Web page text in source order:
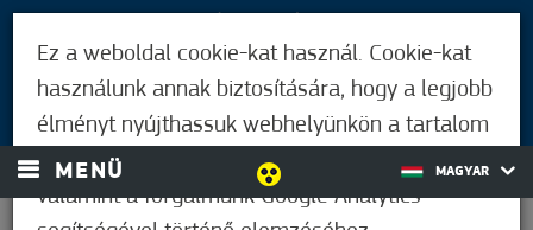
BEJELENTKEZÉS
MENÜ MAGYAR
Ez a weboldal cookie-kat használ. Cookie-kat
használunk annak biztosítására, hogy a legjobb
élményt nyújthassuk webhelyünkön a tartalom
és a hirdetések személyre szabásához,
valamint a forgalmunk Google Analytics